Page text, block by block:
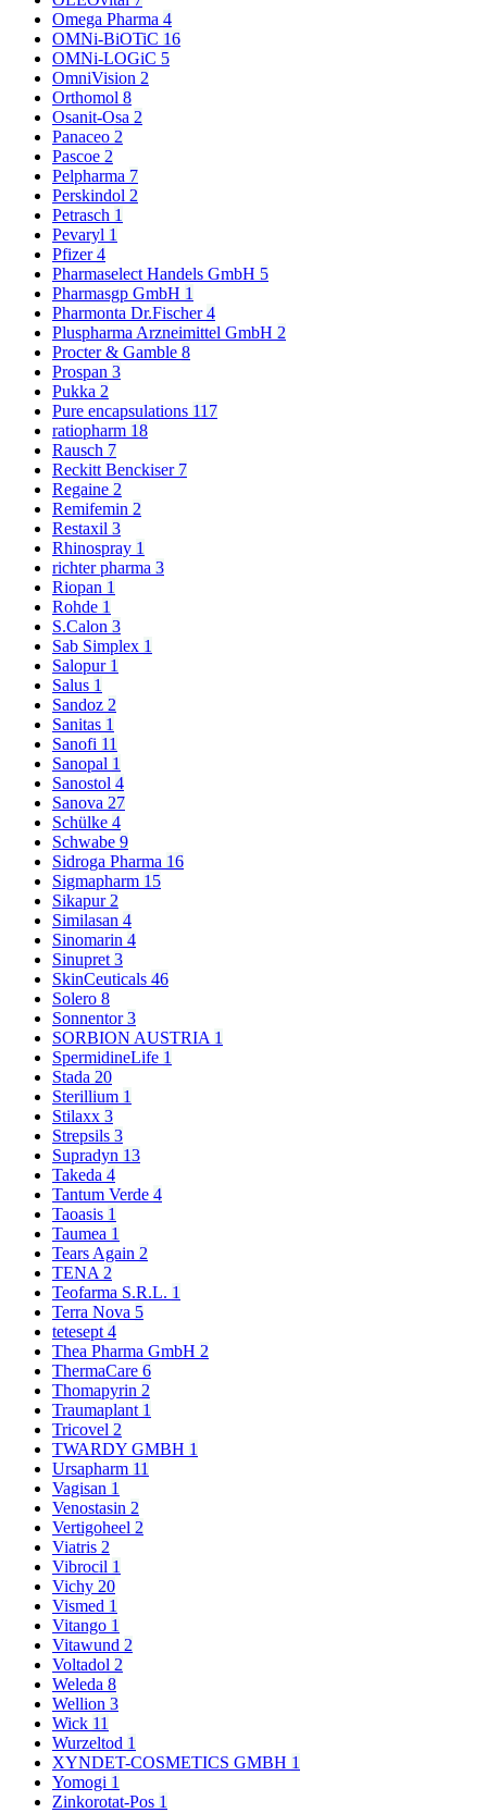
Omega Pharma 4
OMNi-BiOTiC 16
OMNi-LOGiC 5
OmniVision 2
Orthomol 8
Osanit-Osa 2
Panaceo 2
Pascoe 2
Pelpharma 7
Perskindol 2
Petrasch 1
Pevaryl 1
Pfizer4
Pharmaselect Handels GmbH 5
Pharmasgp GmbH 1
Pharmonta Dr.Fischer4
Pluspharma Arzneimittel GmbH 2
Procter & Gamble 8
Prospan 3
Pukka 2
Pure encapsulations 117
ratiopharm 18
Rausch 7
Reckitt Benckiser 7
Regaine 2
Remifemin 2
Restaxil 3
Rhinospray 1
richter pharma 3
Riopan 1
Rohde 1
S.Calon 3
Sab Simplex 1
Salopur 1
Salus 1
Sandoz 2
Sanitas 1
Sanofi 11
Sanopal 1
Sanostol 4
Sanova 27
Schülke 4
Schwabe 9
Sidroga Pharma 16
Sigmapharm 15
Sikapur 2
Similasan 4
Sinomarin 4
Sinupret 3
SkinCeuticals 46
Solero 8
Sonnentor3
SORBION AUSTRIA 1
SpermidineLife 1
Stada 20
Sterillium 1
Stilaxx 3
Strepsils 3
Supradyn 13
Takeda 4
Tantum Verde 4
Taoasis 1
Taumea 1
Tears Again 2
TENA 2
Teofarma S.R.L. 1
Terra Nova 5
tetesept 4
Thea Pharma GmbH 2
ThermaCare 6
Thomapyrin 2
Traumaplant 1
Tricovel 2
TWARDY GMBH 1
Ursapharm 11
Vagisan 1
Venostasin 2
Vertigoheel 2
Viatris 2
Vibrocil 1
Vichy 20
Vismed 1
Vitango 1
Vitawund 2
Voltadol 2
Weleda 8
Wellion 3
Wick 11
Wurzeltod 1
XYNDET-COSMETICS GMBH 1
Yomogi 1
Zinkorotat-Pos 1